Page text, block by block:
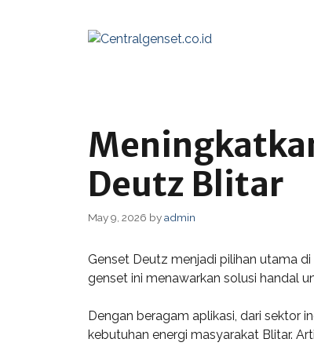
Deutz Blitar
May 9, 2026 byadmin
Genset Deutz menjadi pilihan utama
genset ini menawarkan solusi handal
Dengan beragam aplikasi, dari sektor
kebutuhan energi masyarakat Blitar.